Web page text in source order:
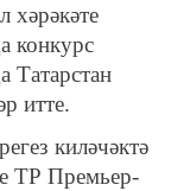
хәрәкәте
конкурс
Татарстан
итте.
киләчәктә
ТР Премьер-